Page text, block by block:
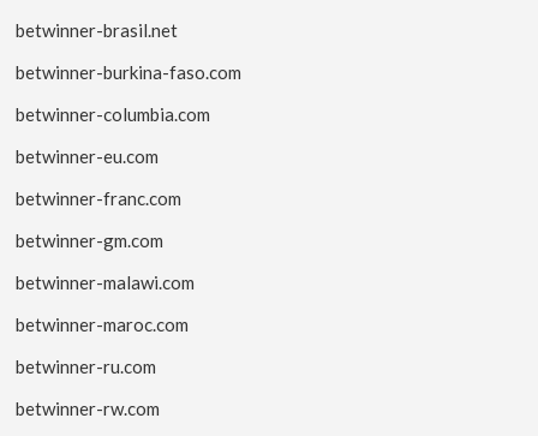
betwinner-brasil.net
betwinner-burkina-faso.com
betwinner-columbia.com
betwinner-eu.com
betwinner-franc.com
betwinner-gm.com
betwinner-malawi.com
betwinner-maroc.com
betwinner-ru.com
betwinner-rw.com